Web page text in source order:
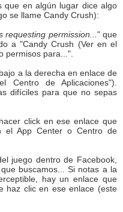
que en algún lugar dice algo
se llame Candy Crush):
permission... " que
a "Candy Crush (Ver en el
permisos para...".
a la derecha en enlace de
de Aplicaciones").
difíciles para que no sepas
click en ese enlace que
el App Center o Centro de
juego dentro de Facebook,
buscamos... Si notas a la
hay un enlace que
haz clic en ese enlace (este